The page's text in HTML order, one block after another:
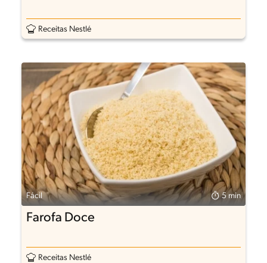
Receitas Nestlé
Fácil 5 min
Farofa Doce
Receitas Nestlé